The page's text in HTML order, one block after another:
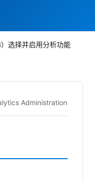
选择并启用分析功能
Administration